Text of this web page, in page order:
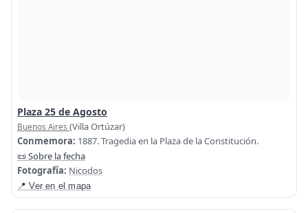
Plaza 25 de Agosto
Buenos Aires (Villa Ortúzar)
Conmemora: 1887. Tragedia en la Plaza de la Constitución.
📜 Sobre la fecha
Fotografía: Nicodos
📍 Ver en el mapa